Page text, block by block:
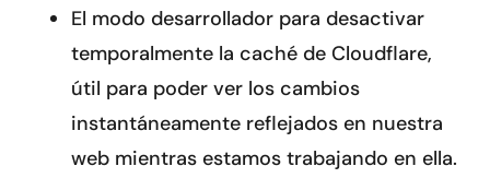
El modo desarrollador para desactivar
temporalmente la caché de Cloudflare,
útil para poder ver los cambios
instantáneamente reflejados en nuestra
web mientras estamos trabajando en ella.